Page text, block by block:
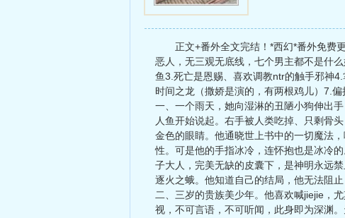
正文+番外全文完结！*西幻*番外免费
恶人，无三观无底线，七个男主都不是什
鱼3.死亡是恩赐、喜欢调教ntr的触手邪神
时间之龙（撒娇是演的，有两根鸡儿）7.
一、一个雨天，她向湿淋的丑陋小狗伸出
人鱼开始说起。右手被人类吃掉、只剩骨
金色的眼睛。他通晓世上书中的一切魔法
性。可是他的手指冰冷，连怀抱也是冰冷
子大人，完美无缺的皮囊下，是神明永远
逐火之蛾。他知道自己的结局，他无法阻
二、三岁的贵族美少年。他喜欢喊jiejie，
视，不可言语，不可听闻，此身即为深渊